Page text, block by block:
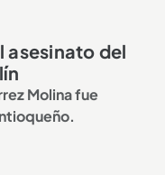
asesinato del
Molina fue